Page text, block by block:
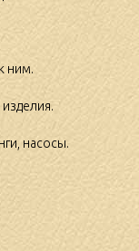
ним.
насосы.